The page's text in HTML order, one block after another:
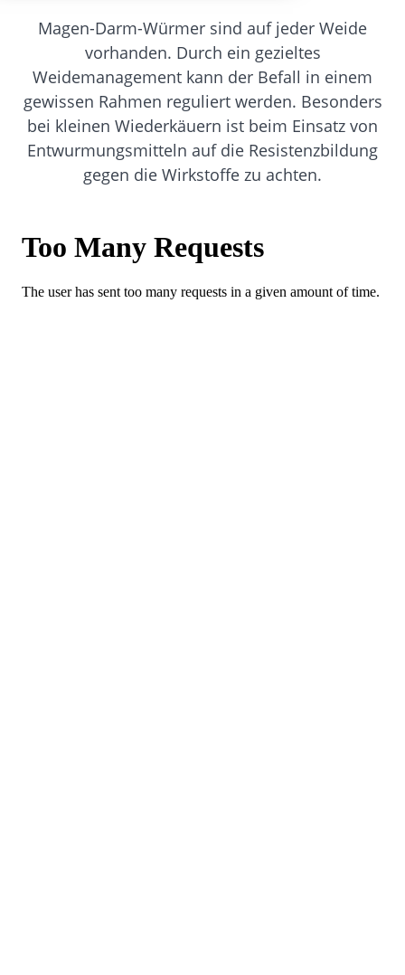
Magen-Darm-Würmer sind auf jeder Weide
vorhanden. Durch ein gezieltes
Weidemanagement kann der Befall in einem
gewissen Rahmen reguliert werden. Besonders
bei kleinen Wiederkäuern ist beim Einsatz von
Entwurmungsmitteln auf die Resistenzbildung
gegen die Wirkstoffe zu achten.